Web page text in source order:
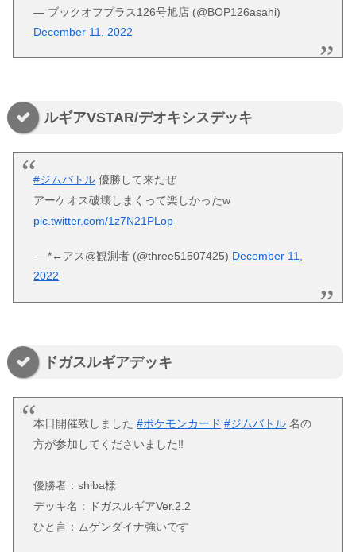
— ブックオフプラス126号旭店 (@BOP126asahi)
December 11, 2022
ルギアVSTAR/デオキシスデッキ
#ジムバトル 優勝して来たぜ
アーケオス破壊しまくって楽しかったw
pic.twitter.com/1z7N21PLop
— *←アス@観測者 (@three51507425) December 11,
2022
ドガスルギアデッキ
本日開催致しました#ポケモンカード #ジムバトル 名の
方が参加してくださいました‼️
優勝者：shiba様
デッキ名：ドガスルギアVer.2.2
ひと言：ムゲンダイナ強いです